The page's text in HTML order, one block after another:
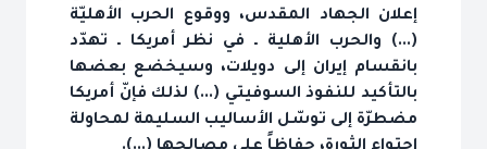
إعلان الجهاد المقدس، ووقوع الحرب الأهليّة
(...) والحرب الأهلية ـ في نظر أمريكا ـ تهدّد
بانقسام إيران إلى دويلات، وسيخضع بعضها
بالتأكيد للنفوذ السوفيتي (...) لذلك فإنّ أمريكا
مضطرّة إلى توسّل الأساليب السليمة لمحاولة